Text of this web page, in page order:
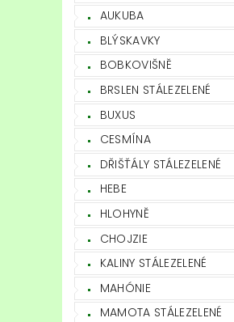
AUKUBA
BLÝSKAVKY
BOBKOVIŠNĚ
BRSLEN STÁLEZELENÉ
BUXUS
CESMÍNA
DŘIŠŤÁLY STÁLEZELENÉ
HEBE
HLOHYNĚ
CHOJZIE
KALINY STÁLEZELENÉ
MAHÓNIE
MAMOTA STÁLEZELENÉ